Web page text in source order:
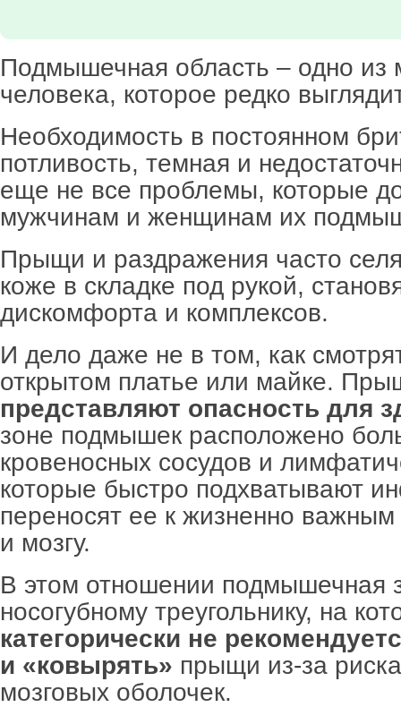
Подмышечная область – одно из
человека, которое редко
Необходимость в постоянном
потливость, темная и
еще не все проблемы, которые
мужчинам и женщинам их
Прыщи и раздражения часто
коже в складке под рукой,
дискомфорта и комплексов.
И дело даже не в том, как
открытом платье или майке.
представляют опасность для
зоне подмышек расположено
кровеносных сосудов и
которые быстро подхватывают
переносят ее к жизненно
и мозгу.
В этом отношении подмышечная
носогубному треугольнику, на
категорически не
и «ковырять» прыщи из-за
мозговых оболочек.